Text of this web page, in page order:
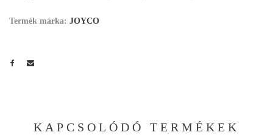
Termék márka: JOYCO
KAPCSOLÓDÓ TERMÉKEK